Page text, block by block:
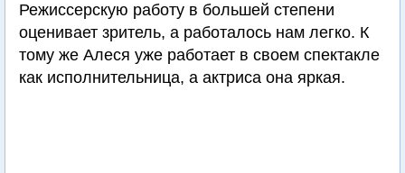
Режиссерскую работу в большей степени
оценивает зритель, а работалось нам легко. К
тому же Алеся уже работает в своем спектакле
как исполнительница, а актриса она яркая.